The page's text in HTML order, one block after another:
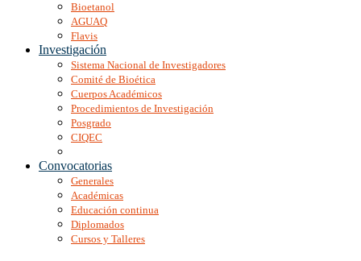
Bioetanol
AGUAQ
Flavis
Investigación
Sistema Nacional de Investigadores
Comité de Bioética
Cuerpos Académicos
Procedimientos de Investigación
Posgrado
CIQEC
Convocatorias
Generales
Académicas
Educación continua
Diplomados
Cursos y Talleres